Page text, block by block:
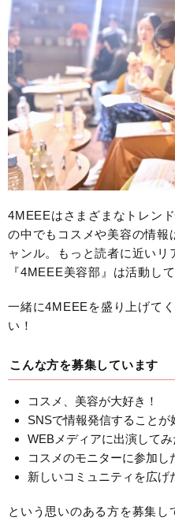
4MEEEはさまざまなトレン
の中でもコスメや美容の情報
ャンル。もっと読者に近いリ
『4MEEE美容部』は活動し
一緒に4MEEEを盛り上げて
い！
こんな方を募集しています
コスメ、美容が大好き！
SNSで情報発信することが
WEBメディアに出演してみ
コスメのモニターに参加し
新しいコミュニティを広げ
という思いのある方を募集し